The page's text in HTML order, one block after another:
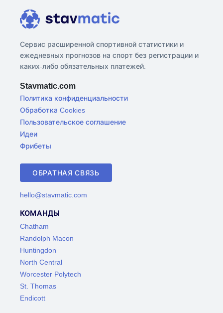
Сервис расширенной спортивной статистики и
ежедневных прогнозов на спорт без регистрации и
каких-либо обязательных платежей.
Stavmatic.com
Политика конфиденциальности
Обработка Cookies
Пользовательское соглашение
Идеи
Фрибеты
ОБРАТНАЯ СВЯЗЬ
hello@stavmatic.com
КОМАНДЫ
Chatham
Randolph Macon
Huntingdon
North Central
Worcester Polytech
St. Thomas
Endicott